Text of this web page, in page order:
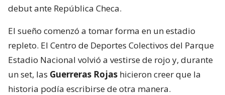
debut ante República Checa.
El sueño comenzó a tomar forma en un estadio
repleto. El Centro de Deportes Colectivos del Parque
Estadio Nacional volvió a vestirse de rojo y, durante
un set, las Guerreras Rojas hicieron creer que la
historia podía escribirse de otra manera.